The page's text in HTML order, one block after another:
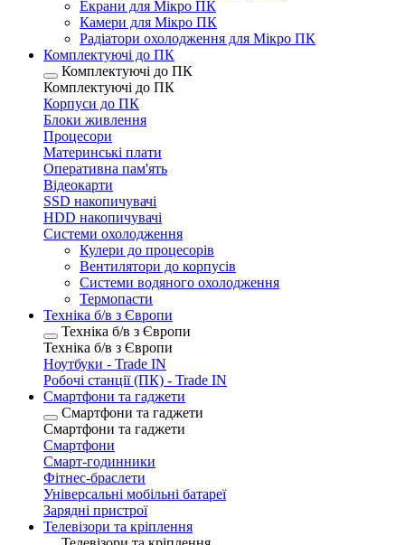
Екрани для Мікро ПК
Камери для Мікро ПК
Радіатори охолодження для Мікро ПК
Комплектуючі до ПК
Комплектуючі до ПК
Комплектуючі до ПК
Корпуси до ПК
Блоки живлення
Процесори
Материнські плати
Оперативна пам'ять
Відеокарти
SSD накопичувачі
HDD накопичувачі
Системи охолодження
Кулери до процесорів
Вентилятори до корпусів
Системи водяного охолодження
Термопасти
Техніка б/в з Європи
Техніка б/в з Європи
Техніка б/в з Європи
Ноутбуки - Trade IN
Робочі станції (ПК) - Trade IN
Смартфони та гаджети
Смартфони та гаджети
Смартфони та гаджети
Смартфони
Смарт-годинники
Фітнес-браслети
Універсальні мобільні батареї
Зарядні пристрої
Телевізори та кріплення